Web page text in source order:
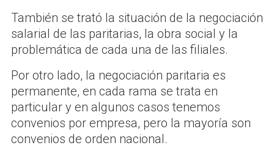
También se trató la situación de la negociación
salarial de las paritarias, la obra social y la
problemática de cada una de las filiales.
Por otro lado, la negociación paritaria es
permanente, en cada rama se trata en
particular y en algunos casos tenemos
convenios por empresa, pero la mayoría son
convenios de orden nacional.